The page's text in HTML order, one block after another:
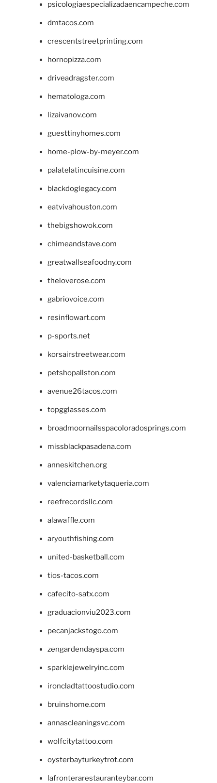
psicologiaespecializadaencampeche.com
dmtacos.com
crescentstreetprinting.com
hornopizza.com
driveadragster.com
hematologa.com
lizaivanov.com
guesttinyhomes.com
home-plow-by-meyer.com
palatelatincuisine.com
blackdoglegacy.com
eatvivahouston.com
thebigshowok.com
chimeandstave.com
greatwallseafoodny.com
theloverose.com
gabriovoice.com
resinflowart.com
p-sports.net
korsairstreetwear.com
petshopallston.com
avenue26tacos.com
topgglasses.com
broadmoornailsspacoloradosprings.com
missblackpasadena.com
anneskitchen.org
valenciamarketytaqueria.com
reefrecordsllc.com
alawaffle.com
aryouthfishing.com
united-basketball.com
tios-tacos.com
cafecito-satx.com
graduacionviu2023.com
pecanjackstogo.com
zengardendayspa.com
sparklejewelryinc.com
ironcladtattoostudio.com
bruinshome.com
annascleaningsvc.com
wolfcitytattoo.com
oysterbayturkeytrot.com
lafronterarestauranteybar.com